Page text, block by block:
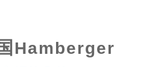
Hamberger